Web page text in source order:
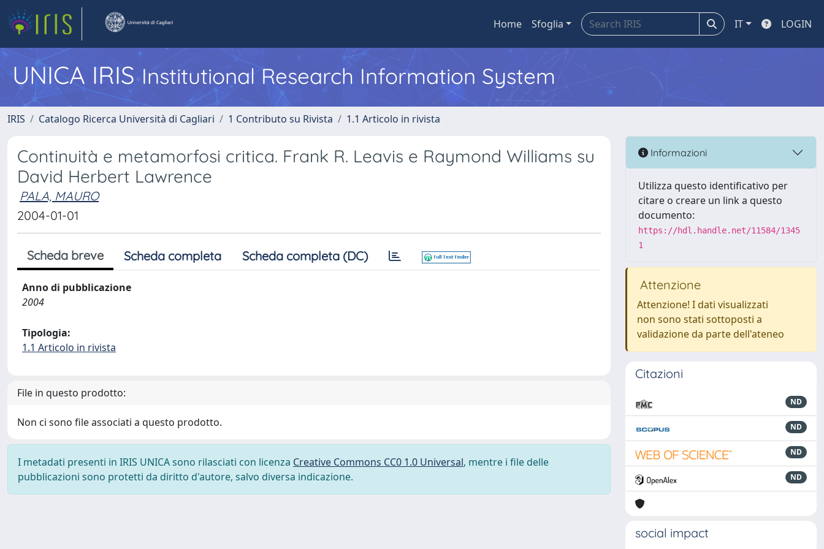
Home Sfoglia IT LOGIN
UNICA IRISInstitutional Research Information System
IRIS Catalogo Ricerca Università di Cagliari 1 Contributo su Rivista 1.1 Articolo in rivista
Continuità e metamorfosi critica. Frank R. Leavis e Raymond Williams su
David Herbert Lawrence
PALA, MAURO
2004-01-01
Scheda breve Scheda completa Scheda completa (DC)
Anno di pubblicazione
2004
Tipologia:
1.1 Articolo in rivista
File in questo prodotto:
Non ci sono file associati a questo prodotto.
I metadati presenti in IRIS UNICA sono rilasciati con licenza Creative Commons CC0 1.0 Universal, mentre i file delle
pubblicazioni sono protetti da diritto d'autore, salvo diversa indicazione.
Informazioni
Utilizza questo identificativo per
citare o creare un link a questo
documento:
https://hdl.handle.net/11584/1345
1
Attenzione
Attenzione! I dati visualizzati
non sono stati sottoposti a
validazione da parte dell'ateneo
Citazioni
ND
ND
ND
ND
social impact